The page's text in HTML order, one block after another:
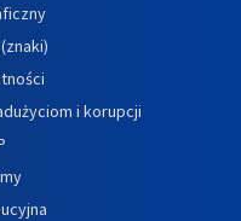
i korupcji